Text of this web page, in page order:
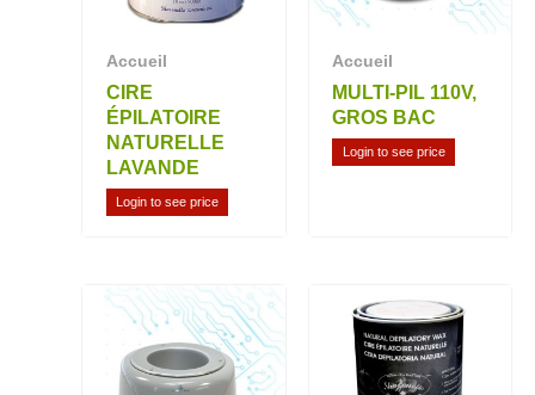
Accueil
CIRE
ÉPILATOIRE
NATURELLE
LAVANDE
Login to see price
Accueil
MULTI-PIL 110V,
GROS BAC
Login to see price